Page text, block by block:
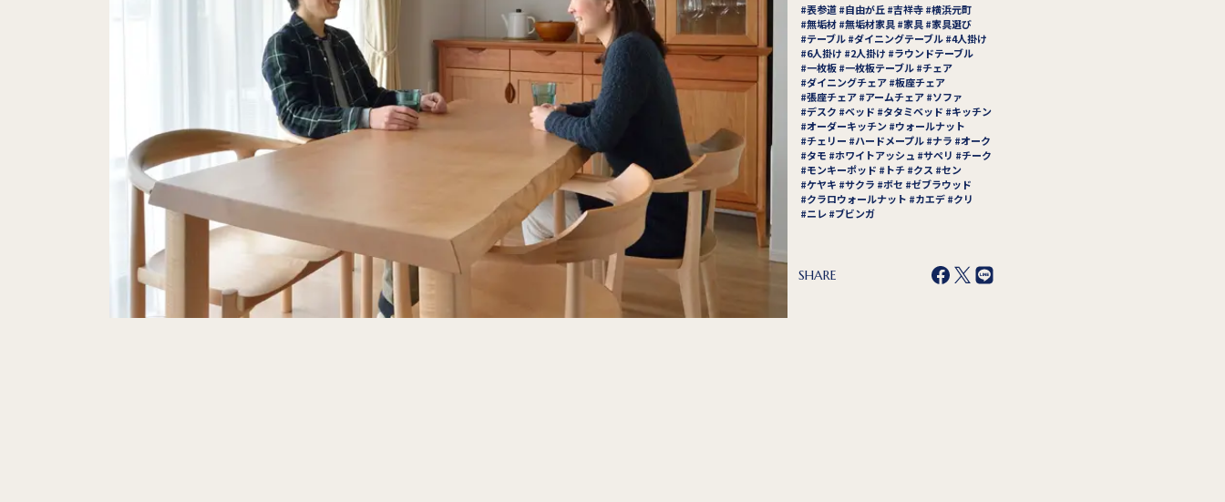
表参道 自由が丘 吉祥寺 横浜元町
無垢材 無垢材家具 家具
家具選び
テーブル ダイニングテーブル 4人掛け
6人掛け
2人掛け
ラウンドテーブル
一枚板 一枚板テーブル チェア
ダイニングチェア 板座チェア
張座チェア
アームチェア
ソファ
デスク
ベッド タタミベッド
キッチン
オーダーキッチン
ウォールナット
チェリー
ハードメープル ナラ
オーク
タモ
ホワイトアッシュ サペリ
チーク
モンキーポッド
トチ クス
セン
ケヤキ
サクラ ボセ
ゼブラウッド
クラロウォールナット
カエデ
クリ
ニレ
ブビンガ
SHARE